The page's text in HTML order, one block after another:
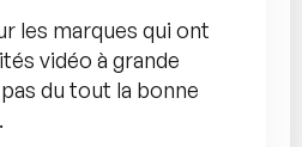
les marques qui ont
vidéo à grande
du tout la bonne